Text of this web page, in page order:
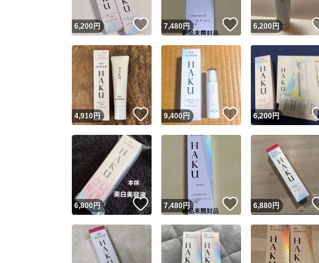
6,200円 いいね！
7,480円 いいね！
6,200円
4,910円 いいね！
9,400円 いいね！
6,200円
6,800円 いいね！
7,480円 いいね！
6,880円